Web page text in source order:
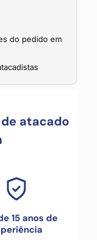
do pedido em
atacado
15 anos de